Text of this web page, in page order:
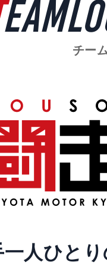
チー
一人ひと